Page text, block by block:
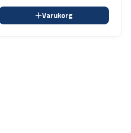
Varukorg